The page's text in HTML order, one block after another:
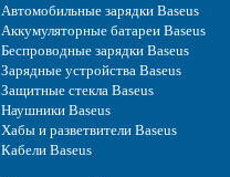
Автомобильные зарядки Baseus
Аккумуляторные батареи Baseus
Беспроводные зарядки Baseus
Зарядные устройства Baseus
Защитные стекла Baseus
Наушники Baseus
Хабы и разветвители Baseus
Кабели Baseus